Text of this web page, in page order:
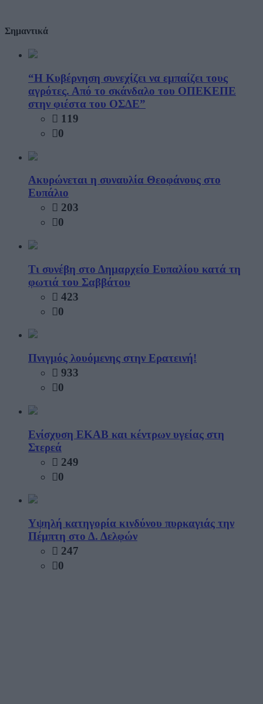
Σημαντικά
“Η Κυβέρνηση συνεχίζει να εμπαίζει τους
αγρότες. Από το σκάνδαλο του ΟΠΕΚΕΠΕ
στην φιέστα του ΟΣΔΕ”
119
0
Ακυρώνεται η συναυλία Θεοφάνους στο
Ευπάλιο
203
0
Τι συνέβη στο Δημαρχείο Ευπαλίου κατά τη
φωτιά του Σαββάτου
423
0
Πνιγμός λουόμενης στην Ερατεινή!
933
0
Ενίσχυση ΕΚΑΒ και κέντρων υγείας στη
Στερεά
249
0
Υψηλή κατηγορία κινδύνου πυρκαγιάς την
Πέμπτη στο Δ. Δελφών
247
0